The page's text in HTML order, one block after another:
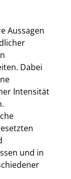
Aussagen
Dabei
Intensität
und in